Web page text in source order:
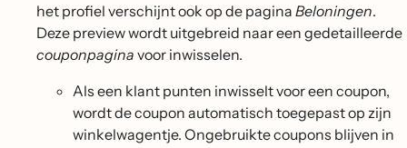
het profiel verschijnt ook op de pagina Beloningen.
Deze preview wordt uitgebreid naar een gedetailleerde
couponpagina voor inwisselen.
Als een klant punten inwisselt voor een coupon,
wordt de coupon automatisch toegepast op zijn
winkelwagentje. Ongebruikte coupons blijven in